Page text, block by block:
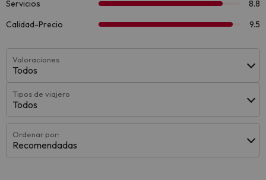
Valoraciones
Todos
Tipos de viajero
Todos
Ordenar por:
Recomendadas